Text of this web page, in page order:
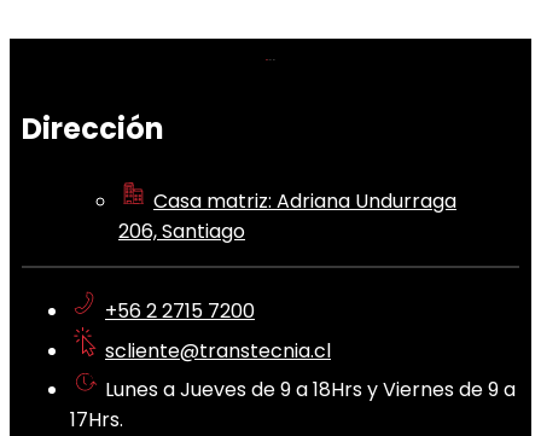
Dirección
Casa matriz: Adriana Undurraga
206, Santiago
+56 2 2715 7200
scliente@transtecnia.cl
Lunes a Jueves de 9 a 18Hrs y Viernes de 9 a
17Hrs.